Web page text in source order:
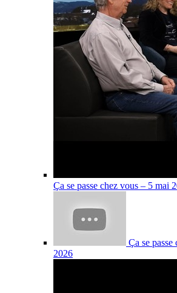
Ça se passe chez vous – 5 mai
Ça se
2026